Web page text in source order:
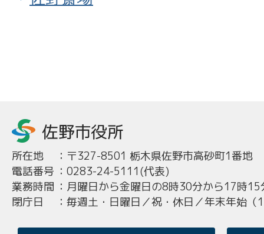
所在地 ： 〒327-8501 栃木県佐野市高砂町1番地
電話番号 ： 0283-24-5111(代表)
業務時間 ： 月曜日から金曜日の8時30分から17時15
閉庁日
： 毎週土・日曜日／祝・休日／年末年始